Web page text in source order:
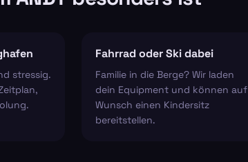
stressig.
Fahrrad oder Ski dabei
Familie in die Berge? Wir laden
dein Equipment und können auf
Wunsch einen Kindersitz
bereitstellen.